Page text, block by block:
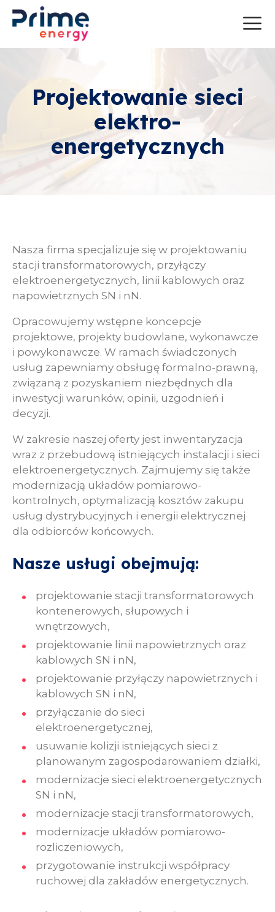
Projektowanie sieci
elektro­
energetycznych
Nasza firma specjalizuje się w projektowaniu
stacji transformatorowych, przyłączy
elektroenergetycznych, linii kablowych oraz
napowietrznych SN i nN.
Opracowujemy wstępne koncepcje
projektowe, projekty budowlane, wykonawcze
i powykonawcze. W ramach świadczonych
usług zapewniamy obsługę formalno-prawną,
związaną z pozyskaniem niezbędnych dla
inwestycji warunków, opinii, uzgodnień i
decyzji.
W zakresie naszej oferty jest inwentaryzacja
wraz z przebudową istniejących instalacji i sieci
elektroenergetycznych. Zajmujemy się także
modernizacją układów pomiarowo-
kontrolnych, optymalizacją kosztów zakupu
usług dystrybucyjnych i energii elektrycznej
dla odbiorców końcowych.
Nasze usługi obejmują:
projektowanie stacji transformatorowych
kontenerowych, słupowych i
wnętrzowych,
projektowanie linii napowietrznych oraz
kablowych SN i nN,
projektowanie przyłączy napowietrznych i
kablowych SN i nN,
przyłączanie do sieci
elektroenergetycznej,
usuwanie kolizji istniejących sieci z
planowanym zagospodarowaniem działki,
modernizacje sieci elektroenergetycznych
SN i nN,
modernizacje stacji transformatorowych,
modernizacje układów pomiarowo-
rozliczeniowych,
przygotowanie instrukcji współpracy
ruchowej dla zakładów energetycznych.